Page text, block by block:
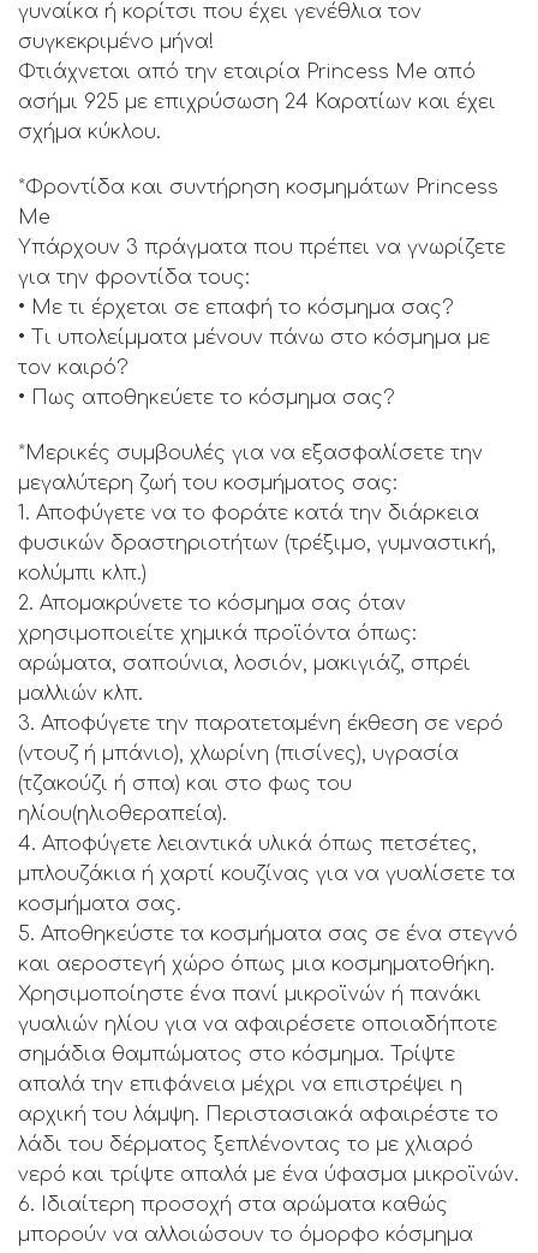
γυναίκα ή κορίτσι που έχει γενέθλια τον
συγκεκριμένο μήνα!
Φτιάχνεται από την εταιρία Princess Me από
ασήμι 925 με επιχρύσωση 24 Καρατίων και έχει
σχήμα κύκλου.
*Φροντίδα και συντήρηση κοσμημάτων Princess
Me
Υπάρχουν 3 πράγματα που πρέπει να γνωρίζετε
για την φροντίδα τους:
• Με τι έρχεται σε επαφή το κόσμημα σας?
• Τι υπολείμματα μένουν πάνω στο κόσμημα με
τον καιρό?
• Πως αποθηκεύετε το κόσμημα σας?
*Μερικές συμβουλές για να εξασφαλίσετε την
μεγαλύτερη ζωή του κοσμήματος σας:
1. Αποφύγετε να το φοράτε κατά την διάρκεια
φυσικών δραστηριοτήτων (τρέξιμο, γυμναστική,
κολύμπι κλπ.)
2. Απομακρύνετε το κόσμημα σας όταν
χρησιμοποιείτε χημικά προϊόντα όπως:
αρώματα, σαπούνια, λοσιόν, μακιγιάζ, σπρέι
μαλλιών κλπ.
3. Αποφύγετε την παρατεταμένη έκθεση σε νερό
(ντουζ ή μπάνιο), χλωρίνη (πισίνες), υγρασία
(τζακούζι ή σπα) και στο φως του
ηλίου(ηλιοθεραπεία).
4. Αποφύγετε λειαντικά υλικά όπως πετσέτες,
μπλουζάκια ή χαρτί κουζίνας για να γυαλίσετε τα
κοσμήματα σας.
5. Αποθηκεύστε τα κοσμήματα σας σε ένα στεγνό
και αεροστεγή χώρο όπως μια κοσμηματοθήκη.
Χρησιμοποίηστε ένα πανί μικροϊνών ή πανάκι
γυαλιών ηλίου για να αφαιρέσετε οποιαδήποτε
σημάδια θαμπώματος στο κόσμημα. Τρίψτε
απαλά την επιφάνεια μέχρι να επιστρέψει η
αρχική του λάμψη. Περιστασιακά αφαιρέστε το
λάδι του δέρματος ξεπλένοντας το με χλιαρό
νερό και τρίψτε απαλά με ένα ύφασμα μικροϊνών.
6. Ιδιαίτερη προσοχή στα αρώματα καθώς
μπορούν να αλλοιώσουν το όμορφο κόσμημα